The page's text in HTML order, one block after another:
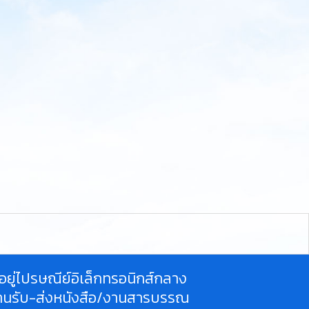
ยู่ไปรษณีย์อิเล็กทรอนิกส์กลาง
นรับ-ส่งหนังสือ/งานสารบรรณ